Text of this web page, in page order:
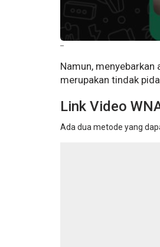
--
Namun,
merupakan tindak
Link Video
Ada dua metode yang